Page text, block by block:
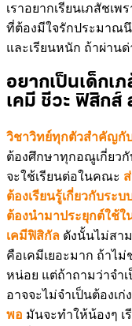
เราอยากเรียนเภสัชเพ
ที่ต้องมีใจรักประมาณนึ
และเรียนหนัก ถ้าผ่าน
อยากเป็นเด็กเ
เคมี ชีวะ ฟิสิก
วิชาวิทย์ทุกตัวสำคัญกั
ต้องศึกษาทุกอณูเกี่ยว
จะใช้เรียนต่อในคณะ
ต้องเรียนรู้เกี่ยวกับระ
ต้องนำมาประยุกต์ใช้
เคมีฟิสิกัล ดังนั้นไม่สา
คือเคมีเยอะมาก ถ้าไ
หน่อย แต่ถ้าถามว่าจำ
อาจจะไม่จำเป็นต้องเ
พอ มันจะทำให้น้องๆ